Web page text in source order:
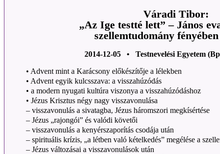
Váradi Tibor:
„Az Ige testté lett” – János
szellemtudomány
2014-12-05 • Testnevelési Egyetem
• Advent mint a Karácsony előkészítője a lélekben
• Advent egyik kulcsszava: a visszahúzódás
• a modern nyugati kultúra viszonya a visszahúzódáshoz
• Jézus Krisztus négy nagy visszavonulása
– visszavonulás a sivatagba, Jézus háromszori megkísértése
– Jézus „rajongói” és valódi követői
– visszavonulás a kenyérszaporítás csodája után
– spirituális krízis, „a létben való kételkedés” megélése a
– Jézus változásai a visszavonulások után